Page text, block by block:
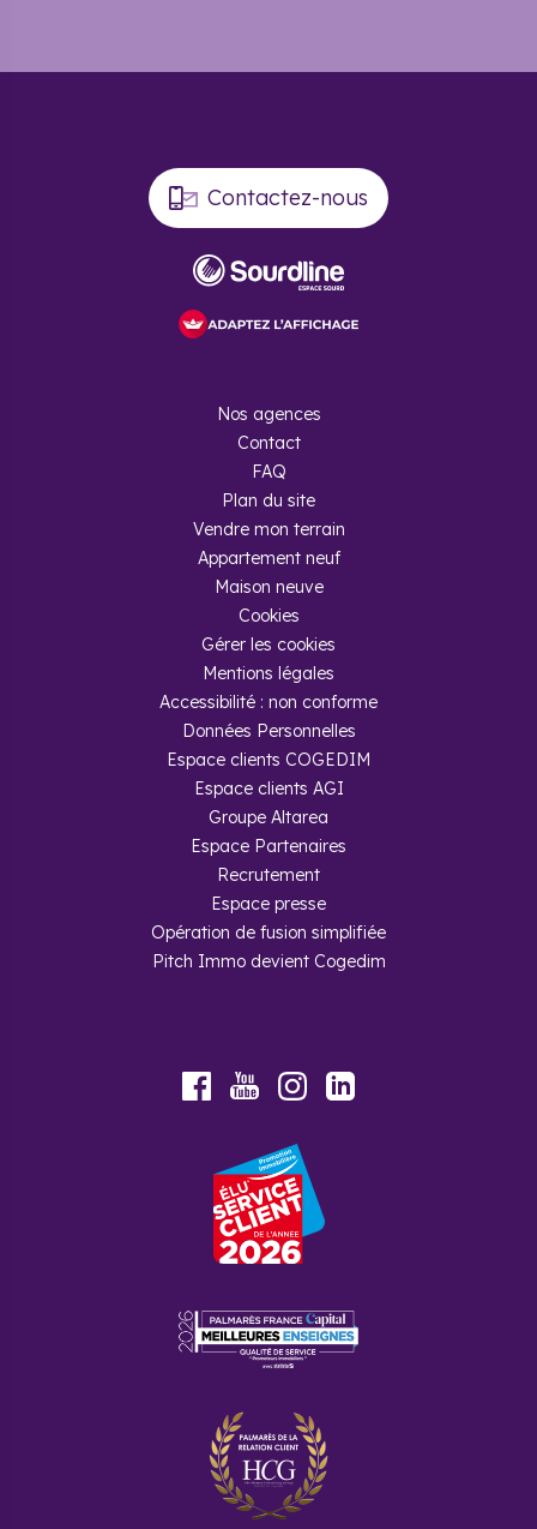
Contactez-nous
Nos agences
Contact
FAQ
Plan du site
Vendre mon terrain
Appartement neuf
Maison neuve
Cookies
Gérer les cookies
Mentions légales
Accessibilité : non conforme
Données Personnelles
Espace clients COGEDIM
Espace clients AGI
Groupe Altarea
Espace Partenaires
Recrutement
Espace presse
Opération de fusion simplifiée
Pitch Immo devient Cogedim
FacebookYoutubeInstagram